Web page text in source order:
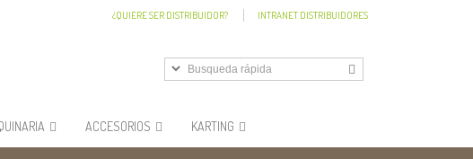
¿QUIERE SER DISTRIBUIDOR? INTRANET DISTRIBUIDORES
ACCESORIOS KARTING